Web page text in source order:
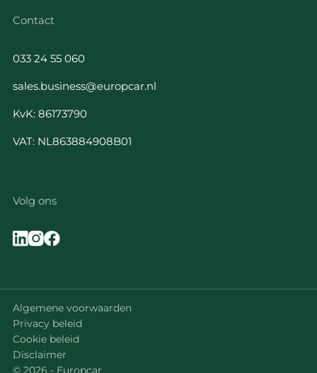
Contact
033 24 55 060
sales.business@europcar.nl
KvK: 86173790
VAT: NL863884908B01
Volg ons
Algemene voorwaarden
Privacy beleid
Cookie beleid
Disclaimer
© 2026 - Europcar